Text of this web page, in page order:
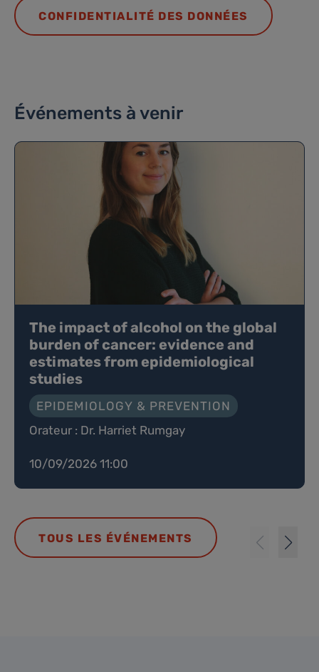
CONFIDENTIALITÉ DES DONNÉES
Événements à venir
The impact of alcohol on the global
burden of cancer: evidence and
estimates from epidemiological
studies
EPIDEMIOLOGY & PREVENTION
Orateur : Dr. Harriet Rumgay
10/09/2026 11:00
TOUS LES ÉVÉNEMENTS